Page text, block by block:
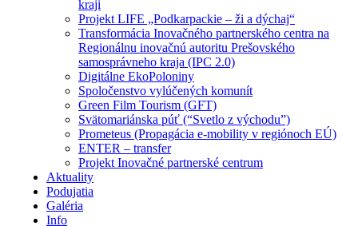
kraji
Projekt LIFE „Podkarpackie – ži a dýchaj“
Transformácia Inovačného partnerského centra na
Regionálnu inovačnú autoritu Prešovského
samosprávneho kraja (IPC 2.0)
Digitálne EkoPoloniny
Spoločenstvo vylúčených komunít
Green Film Tourism (GFT)
Svätomariánska púť (“Svetlo z východu”)
Prometeus (Propagácia e-mobility v regiónoch EÚ)
ENTER – transfer
Projekt Inovačné partnerské centrum
Aktuality
Podujatia
Galéria
Info